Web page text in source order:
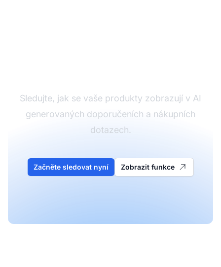
Sledujte, jak se vaše produkty zobrazují v AI
generovaných doporučeních a nákupních
dotazech.
Začněte sledovat nyní Zobrazit funkce